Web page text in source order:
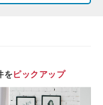
をピックアップ